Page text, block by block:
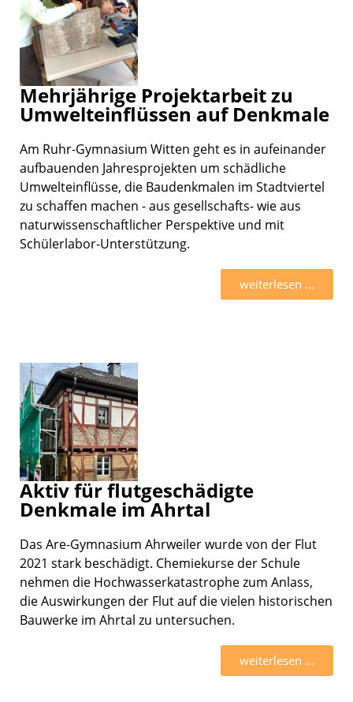
Mehrjährige Projektarbeit zu
Umwelteinflüssen auf Denkmale
Am Ruhr-Gymnasium Witten geht es in aufein­an­der
aufbau­en­den Jahres­pro­jek­ten um schäd­li­che
Umwelt­ein­flüsse, die Baudenk­ma­len im Stadt­vier­tel
zu schaf­fen machen - aus gesellschafts- wie aus
natur­wis­sen­schaft­li­cher Perspek­tive und mit
Schülerlabor-Unterstützung.
weiter­le­sen …
Aktiv für flutgeschädigte
Denkmale im Ahrtal
Das Are-Gymnasium Ahrwei­ler wurde von der Flut
2021 stark beschä­digt. Chemie­kurse der Schule
nehmen die Hochwas­ser­ka­ta­stro­phe zum Anlass,
die Auswir­kun­gen der Flut auf die vielen histo­ri­schen
Bauwerke im Ahrtal zu unter­su­chen.
weiter­le­sen …